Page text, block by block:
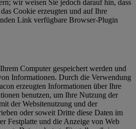
wir weisen Sie jedoch darauf hin, dass
Cookie erzeugten und auf Ihre
Link verfügbare Browser-Plugin
Computer gespeichert werden und
Informationen. Durch die Verwendung
erzeugten Informationen über Ihre
benutzen, um Ihre Nutzung der
der Websitenutzung und der
oder soweit Dritte diese Daten im
Festplatte und die Anzeige von Web